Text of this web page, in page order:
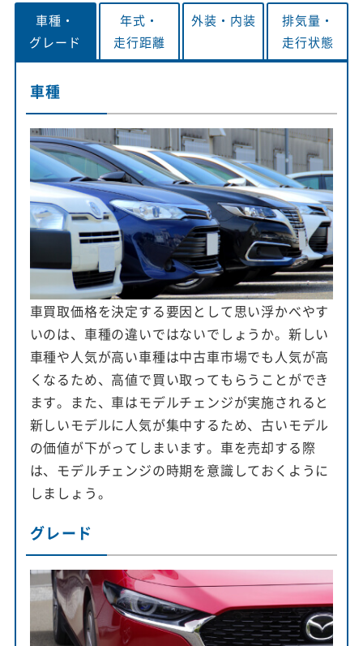
車種・
グレード
年式・
走行距離
外装・ 内装
排気量・
走行状態
車種
車買取価格を決定する要因として思い浮かべやす
いのは、車種の違いではないでしょうか。新しい
車種や人気が高い車種は中古車市場でも人気が高
くなるため、高値で買い取ってもらうことができ
ます。また、車はモデルチェンジが実施されると
新しいモデルに人気が集中するため、古いモデル
の価値が下がってしまいます。車を売却する際
は、モデルチェンジの時期を意識しておくように
しましょう。
グレード